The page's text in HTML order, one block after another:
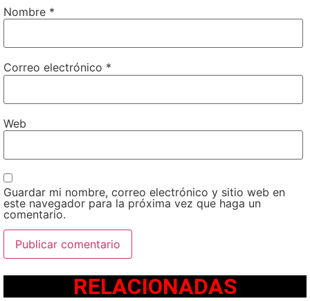
Nombre *
Correo electrónico *
Web
Guardar mi nombre, correo electrónico y sitio web en
este navegador para la próxima vez que haga un
comentario.
RELACIONADAS